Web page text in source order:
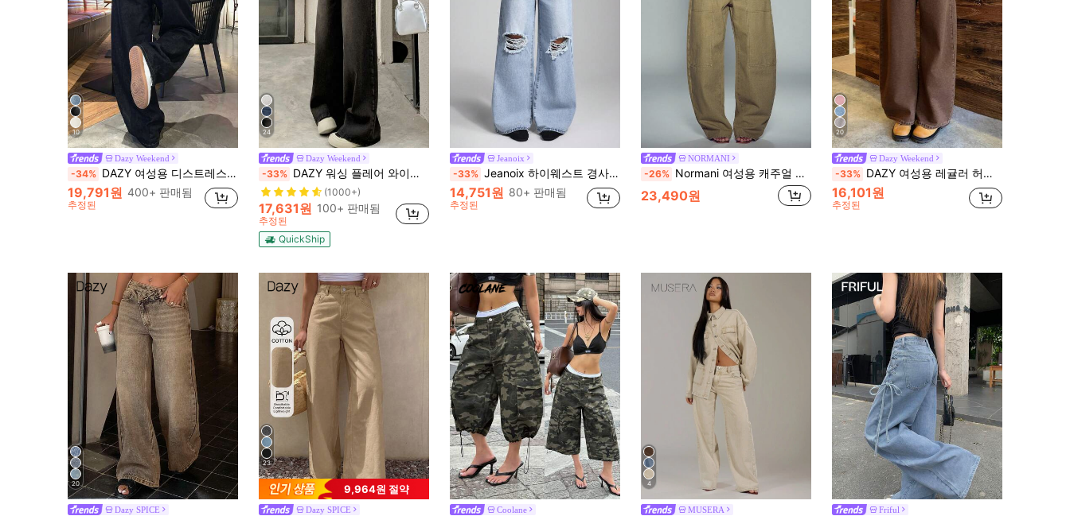
10
Dazy Weekend
-34% DAZY 여성용 디스트레스드 워싱 한국 스타일 캐주얼 청바지 스쿨
19,791원 400+ 판매됨
추정된
24
Dazy Weekend
-33% DAZY 워싱 플레어 와이드 레그 데님 팬츠, 배기 진 Y2K 로우 라이즈 진 스쿨
(1000+)
17,631원 100+ 판매됨
추정된
QuickShip
Jeanoix
-33% Jeanoix 하이웨스트 경사 포켓 캐주얼 찢어진 와이드 레그 청바지
14,751원 80+ 판매됨
추정된
NORMANI
-26% Normani 여성용 캐주얼 다용도 데일리 여행 데님 청바지 포켓 및 버튼 포함
23,490원
20
Dazy Weekend
-33% DAZY 여성용 레귤러 허리선 장식 루즈 바나나 팬츠, 캐주얼 시티 청바지
16,101원
추정된
20
Dazy SPICE
23
9,964원 절약
Dazy SPICE Coolane
4
MUSERA Friful